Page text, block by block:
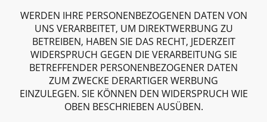
WERDEN IHRE PERSONENBEZOGENEN DATEN VON
UNS VERARBEITET, UM DIREKTWERBUNG ZU
BETREIBEN, HABEN SIE DAS RECHT, JEDERZEIT
WIDERSPRUCH GEGEN DIE VERARBEITUNG SIE
BETREFFENDER PERSONENBEZOGENER DATEN
ZUM ZWECKE DERARTIGER WERBUNG
EINZULEGEN. SIE KÖNNEN DEN WIDERSPRUCH WIE
OBEN BESCHRIEBEN AUSÜBEN.